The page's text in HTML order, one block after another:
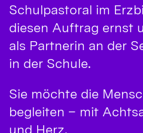
Schulpastoral im
diesen Auftrag ernst
als Partnerin an der
in der Schule.
Sie möchte die
begleiten – mit
und Herz.